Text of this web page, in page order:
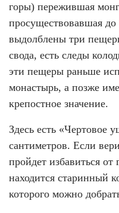
горы) пережившая
просуществовавшая
выдолблены три
свода, есть следы
эти пещеры раньше
монастырь, а позже
крепостное значение.
Здесь есть «Чертовое
сантиметров. Если
пройдет избавиться
находится старинный
которого можно